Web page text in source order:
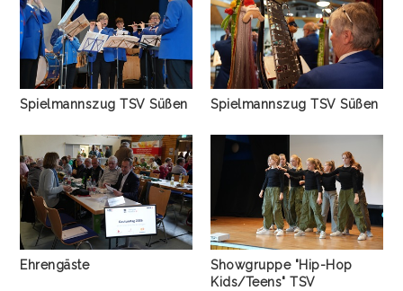
Spielmannszug TSV Süßen Spielmannszug TSV Süßen
Ehrengäste
Showgruppe "Hip-Hop
Kids/Teens" TSV